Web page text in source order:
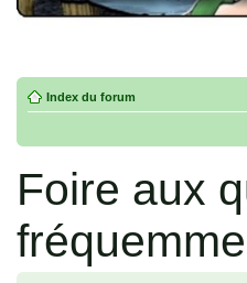
Index du forum
Foire aux